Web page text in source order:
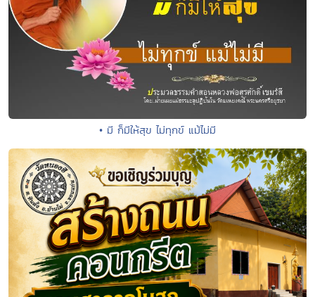
• มี ก็มีให้สุข ไม่ทุกข์ แม้ไม่มี